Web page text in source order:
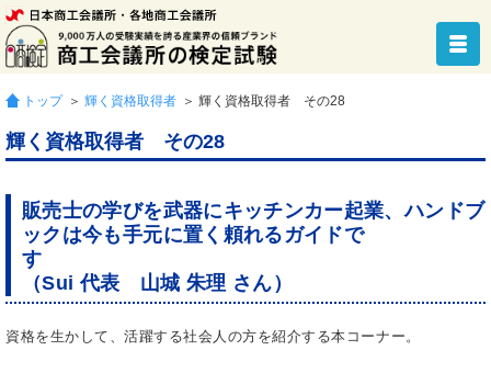
トップ ＞ 輝く資格取得者 ＞ 輝く資格取得者 その28
輝く資格取得者 その28
販売士の学びを武器にキッチンカー起業、ハンドブ
ックは今も手元に置く頼れるガイドで
（Sui 代表 山城 朱理 さん）
資格を生かして、活躍する社会人の方を紹介する本コーナー。